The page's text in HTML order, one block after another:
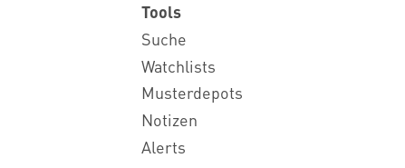
Tools
Suche
Watchlists
Musterdepots
Notizen
Alerts